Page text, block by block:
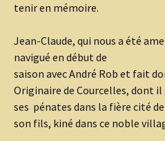
tenir en mémoire.
Jean-Claude, qui nous a été
navigué en début de
saison avec André Rob et fait
Originaire de Courcelles, dont
ses pénates dans la fière cité
son fils, kiné dans ce noble